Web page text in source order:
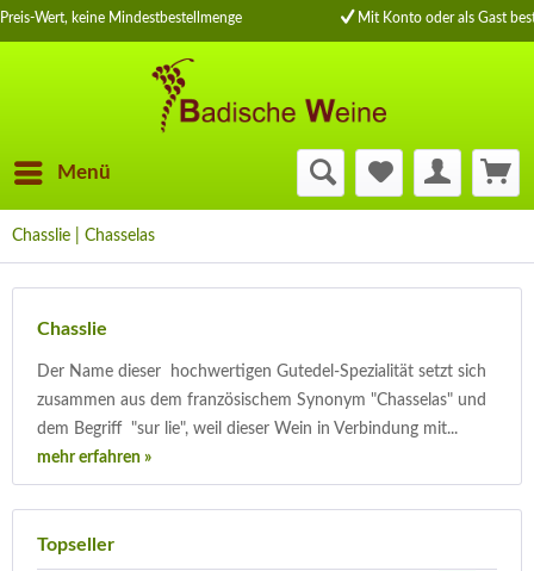
Wert, keine Mindestbestellmenge Mit Konto oder als Gast
Menü
Chasslie | Chasselas
Chasslie
Der Name dieser hochwertigen Gutedel-Spezialität setzt sich
zusammen aus dem französischem Synonym "Chasselas" und
dem Begriff "sur lie", weil dieser Wein in Verbindung mit...
mehr erfahren »
Topseller